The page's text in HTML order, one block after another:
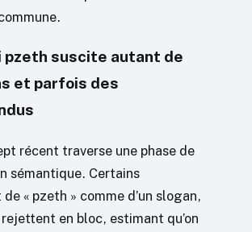
pzeth suscite autant de
et parfois des
récent traverse une phase de
sémantique. Certains
de « pzeth » comme d’un slogan,
rejettent en bloc, estimant qu’on